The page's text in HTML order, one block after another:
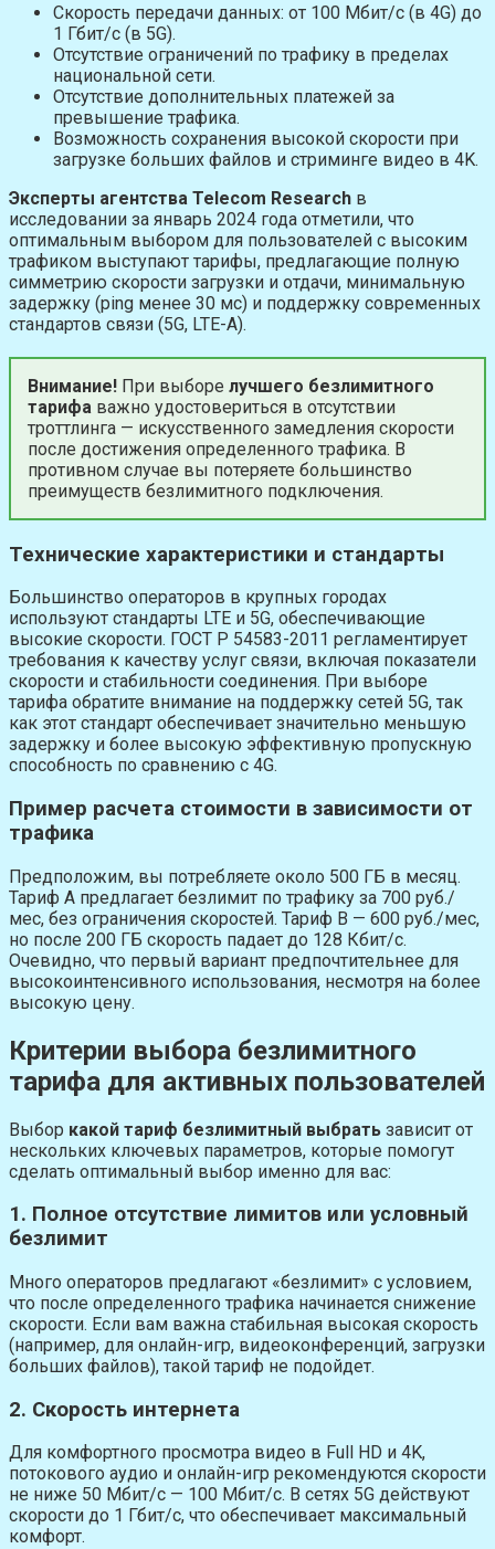
Скорость передачи данных: от 100 Мбит/с (в 4G) до
1 Гбит/с (в 5G).
Отсутствие ограничений по трафику в пределах
национальной сети.
Отсутствие дополнительных платежей за
превышение трафика.
Возможность сохранения высокой скорости при
загрузке больших файлов и стриминге видео в 4K.
Эксперты агентства Telecom Research в
исследовании за январь 2024 года отметили, что
оптимальным выбором для пользователей с высоким
трафиком выступают тарифы, предлагающие полную
симметрию скорости загрузки и отдачи, минимальную
задержку (ping менее 30 мс) и поддержку современных
стандартов связи (5G, LTE-A).
Внимание! При выборе лучшего безлимитного
тарифа важно удостовериться в отсутствии
троттлинга — искусственного замедления скорости
после достижения определенного трафика. В
противном случае вы потеряете большинство
преимуществ безлимитного подключения.
Технические характеристики и стандарты
Большинство операторов в крупных городах
используют стандарты LTE и 5G, обеспечивающие
высокие скорости. ГОСТ Р 54583-2011 регламентирует
требования к качеству услуг связи, включая показатели
скорости и стабильности соединения. При выборе
тарифа обратите внимание на поддержку сетей 5G, так
как этот стандарт обеспечивает значительно меньшую
задержку и более высокую эффективную пропускную
способность по сравнению с 4G.
Пример расчета стоимости в зависимости от
трафика
Предположим, вы потребляете около 500 ГБ в месяц.
Тариф A предлагает безлимит по трафику за 700 руб./
мес, без ограничения скоростей. Тариф B — 600 руб./мес,
но после 200 ГБ скорость падает до 128 Кбит/с.
Очевидно, что первый вариант предпочтительнее для
высокоинтенсивного использования, несмотря на более
высокую цену.
Критерии выбора безлимитного
тарифа для активных пользователей
Выбор какой тариф безлимитный выбрать зависит от
нескольких ключевых параметров, которые помогут
сделать оптимальный выбор именно для вас:
1. Полное отсутствие лимитов или условный
безлимит
Много операторов предлагают «безлимит» с условием,
что после определенного трафика начинается снижение
скорости. Если вам важна стабильная высокая скорость
(например, для онлайн-игр, видеоконференций, загрузки
больших файлов), такой тариф не подойдет.
2. Скорость интернета
Для комфортного просмотра видео в Full HD и 4K,
потокового аудио и онлайн-игр рекомендуются скорости
не ниже 50 Мбит/с — 100 Мбит/с. В сетях 5G действуют
скорости до 1 Гбит/с, что обеспечивает максимальный
комфорт.